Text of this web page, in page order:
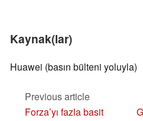
Kaynak(lar)
Huawei (basın bülteni yoluyla)
Previous article
Forza’yı fazla basit